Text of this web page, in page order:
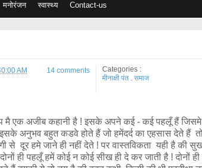
मनोरंजन स्वास्थ्य Contact-us
AM 14 comments
Categories :
मीनाक्षी पंत . समाज
अजीब कहानी है ! इसके अपने कई - कई पहलूँ हैं
अनुभव बहुत कडवे होते हैं जो हमेंदर्द का एहसास देते हैं
दूर हमे जाने ही नहीं देते ! पर वास्तविकता यही है की
ही पहलूँ हमें कोई न कोई सीख ही दे कर जाती है ! दोनों ही